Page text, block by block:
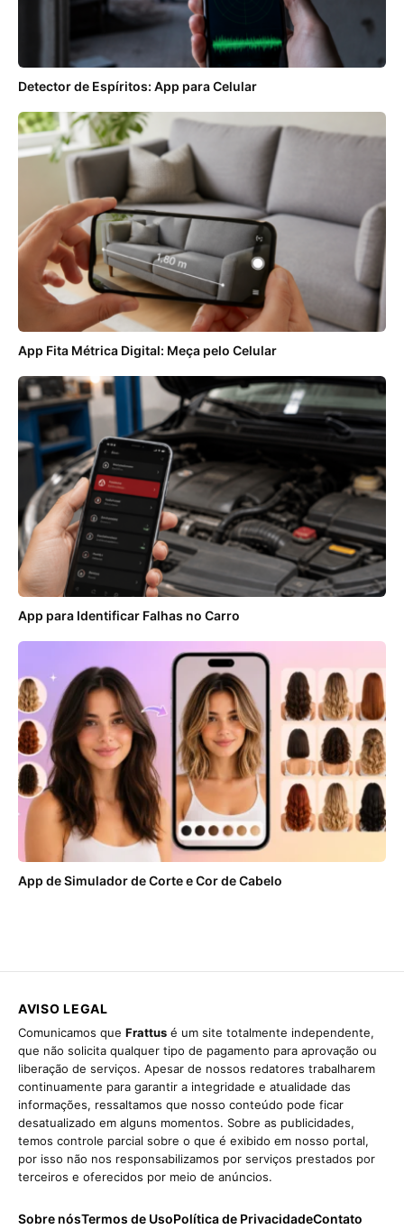
Detector de Espíritos: App para Celular
App Fita Métrica Digital: Meça pelo Celular
App para Identificar Falhas no Carro
App de Simulador de Corte e Cor de Cabelo
AVISO LEGAL
Comunicamos que Frattus é um site totalmente independente,
que não solicita qualquer tipo de pagamento para aprovação ou
liberação de serviços. Apesar de nossos redatores trabalharem
continuamente para garantir a integridade e atualidade das
informações, ressaltamos que nosso conteúdo pode ficar
desatualizado em alguns momentos. Sobre as publicidades,
temos controle parcial sobre o que é exibido em nosso portal,
por isso não nos responsabilizamos por serviços prestados por
terceiros e oferecidos por meio de anúncios.
Sobre nósTermos de UsoPolítica de PrivacidadeContato